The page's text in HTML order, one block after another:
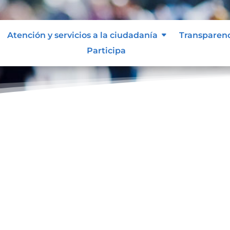
Atención y servicios a la ciudadanía
Participa